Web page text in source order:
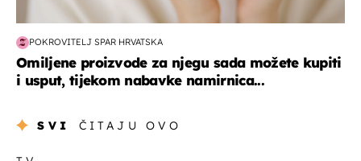
POKROVITELJ SPAR HRVATSKA
Omiljene proizvode za njegu sada možete kupiti
i usput, tijekom nabavke namirnica...
SVI ČITAJU OVO